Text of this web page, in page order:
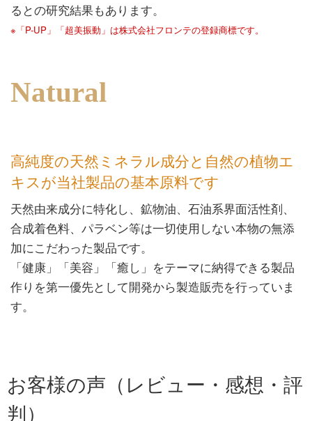
るとの研究結果もあります。
※「P-UP」「超美振動」は株式会社フロンテの登録商標です。
Natural
高純度の天然ミネラル成分と自然の植物エ
キスが当社製品の基本原料です
天然由来成分に特化し、鉱物油、石油系界面活性剤、
合成着色料、パラベン等は一切使用しない本物の無添
加にこだわった製品です。
「健康」「美容」「癒し」をテーマに納得できる製品
作りを第一優先として開発から製造販売を行っていま
す。
お客様の声（レビュー・感想・評
判）